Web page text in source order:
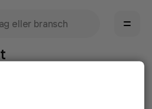
kan avhjälpa det.